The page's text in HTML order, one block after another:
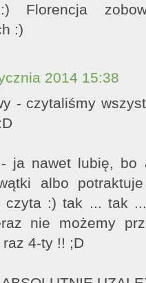
Florencja
:)
2014 15:38
- czytaliśmy
- ja nawet lubię,
albo
czyta :) tak ... tak
nie możemy
4-ty !! ;D